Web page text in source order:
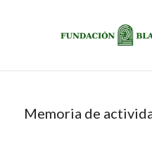
Memoria de